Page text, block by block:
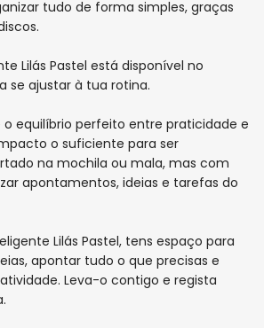
tudo de forma simples, graças
Lilás Pastel está disponível no
se ajustar à tua rotina.
equilíbrio perfeito entre praticidade e
o suficiente para ser
na mochila ou mala, mas com
apontamentos, ideias e tarefas do
Lilás Pastel, tens espaço para
apontar tudo o que precisas e
Leva-o contigo e regista